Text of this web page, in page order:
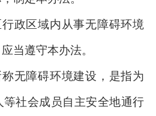
政区域内从事无障碍环境
当遵守本办法。
无障碍环境建设，是指为
社会成员自主安全地通行